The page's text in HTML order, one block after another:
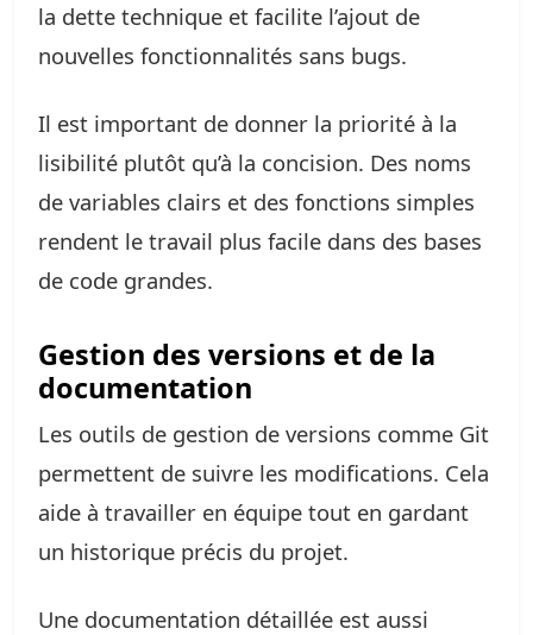
la dette technique et facilite l’ajout de
nouvelles fonctionnalités sans bugs.
Il est important de donner la priorité à la
lisibilité plutôt qu’à la concision. Des noms
de variables clairs et des fonctions simples
rendent le travail plus facile dans des bases
de code grandes.
Gestion des versions et de la
documentation
Les outils de gestion de versions comme Git
permettent de suivre les modifications. Cela
aide à travailler en équipe tout en gardant
un historique précis du projet.
Une documentation détaillée est aussi